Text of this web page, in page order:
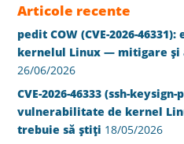
Articole recente
pedit COW (CVE-2026-
kernelul Linux — mitigare și
26/06/2026
CVE-2026-46333 (ssh-
vulnerabilitate de kernel
trebuie să știți 18/05/2026